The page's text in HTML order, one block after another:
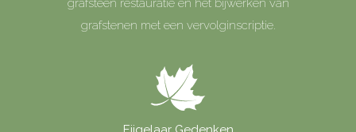
grafsteen restauratie en het bijwerken van
grafstenen met een vervolginscriptie.